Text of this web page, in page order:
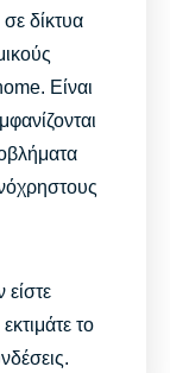
δίκτυα
Είναι
το